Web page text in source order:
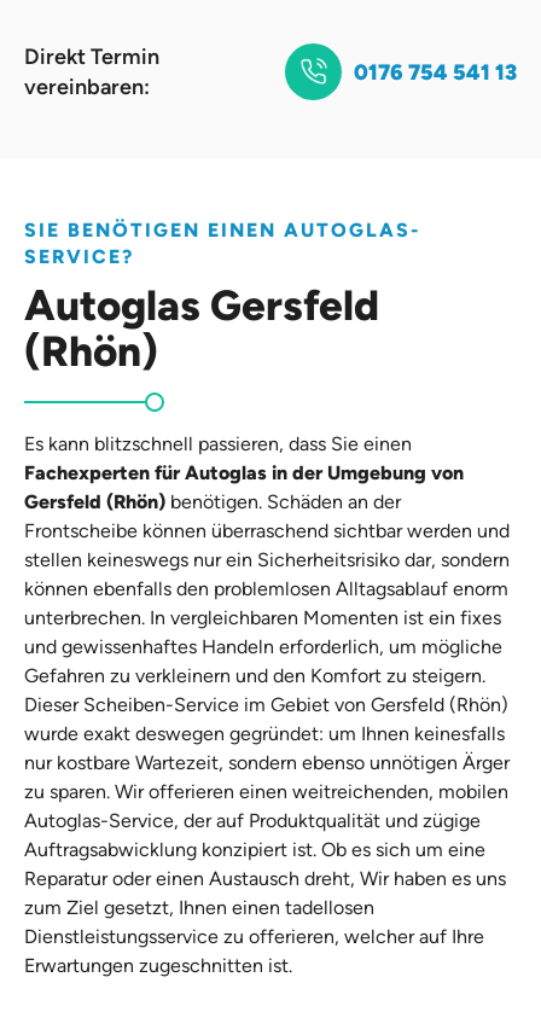
Direkt Termin
vereinbaren:
0176 754 541 13
SIE BENÖTIGEN EINEN AUTOGLAS-
SERVICE?
Autoglas Gersfeld
(Rhön)
Es kann blitzschnell passieren, dass Sie einen
Fachexperten für Autoglas in der Umgebung von
Gersfeld (Rhön) benötigen. Schäden an der
Frontscheibe können überraschend sichtbar werden und
stellen keineswegs nur ein Sicherheitsrisiko dar, sondern
können ebenfalls den problemlosen Alltagsablauf enorm
unterbrechen. In vergleichbaren Momenten ist ein fixes
und gewissenhaftes Handeln erforderlich, um mögliche
Gefahren zu verkleinern und den Komfort zu steigern.
Dieser Scheiben-Service im Gebiet von Gersfeld (Rhön)
wurde exakt deswegen gegründet: um Ihnen keinesfalls
nur kostbare Wartezeit, sondern ebenso unnötigen Ärger
zu sparen. Wir offerieren einen weitreichenden, mobilen
Autoglas-Service, der auf Produktqualität und zügige
Auftragsabwicklung konzipiert ist. Ob es sich um eine
Reparatur oder einen Austausch dreht, Wir haben es uns
zum Ziel gesetzt, Ihnen einen tadellosen
Dienstleistungsservice zu offerieren, welcher auf Ihre
Erwartungen zugeschnitten ist.